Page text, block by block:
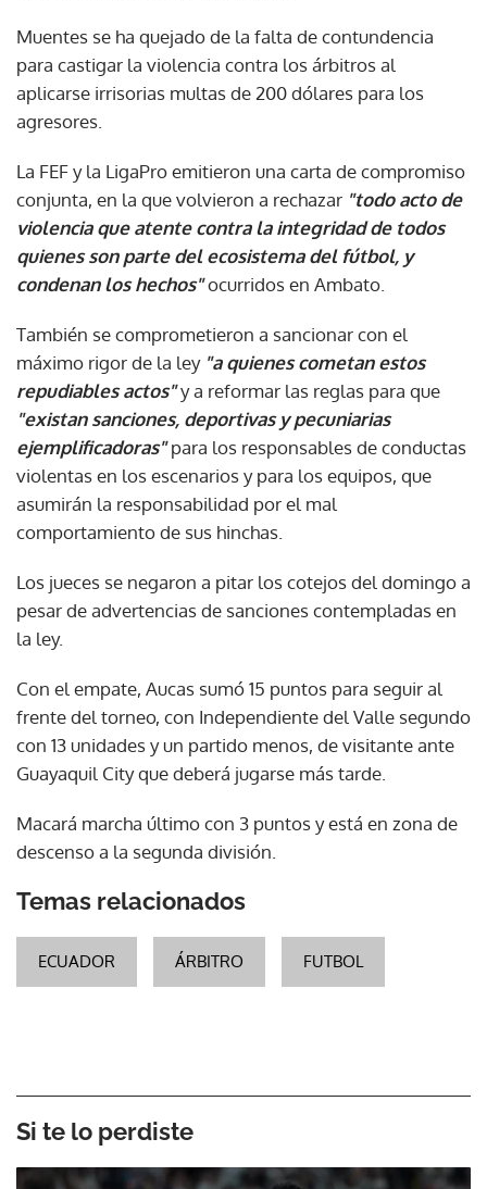
Muentes se ha quejado de la falta de contundencia
para castigar la violencia contra los árbitros al
aplicarse irrisorias multas de 200 dólares para los
agresores.
La FEF y la LigaPro emitieron una carta de compromiso
conjunta, en la que volvieron a rechazar "todo acto de
violencia que atente contra la integridad de todos
quienes son parte del ecosistema del fútbol, y
condenan los hechos"ocurridos en Ambato.
También se comprometieron a sancionar con el
máximo rigor de la ley "a quienes cometan estos
repudiables actos"y a reformar las reglas para que
"existan sanciones, deportivas y pecuniarias
ejemplificadoras"para los responsables de conductas
violentas en los escenarios y para los equipos, que
asumirán la responsabilidad por el mal
comportamiento de sus hinchas.
Los jueces se negaron a pitar los cotejos del domingo a
pesar de advertencias de sanciones contempladas en
la ley.
Con el empate, Aucas sumó 15 puntos para seguir al
frente del torneo, con Independiente del Valle segundo
con 13 unidades y un partido menos, de visitante ante
Guayaquil City que deberá jugarse más tarde.
Macará marcha último con 3 puntos y está en zona de
descenso a la segunda división.
Temas relacionados
ECUADOR ÁRBITRO FUTBOL
Si te lo perdiste